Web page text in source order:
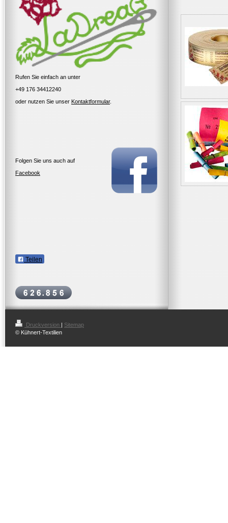
Rufen Sie einfach an unter
+49 176 34412240
oder nutzen Sie unserKontaktformular.
Folgen Sie uns auch auf
Facebook
Teilen
Druckversion | Sitemap
© Kühnert-Textilien